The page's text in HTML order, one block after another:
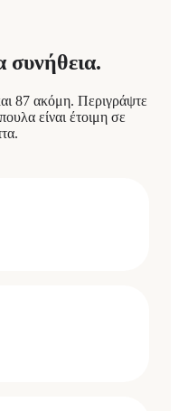
87 ακόμη. Περιγράψτε
είναι έτοιμη σε